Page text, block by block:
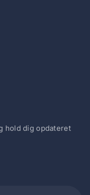
hold dig opdateret